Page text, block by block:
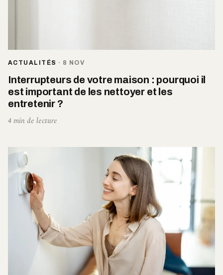
ACTUALITÉS · 8 NOV
Interrupteurs de votre maison : pourquoi il
est important de les nettoyer et les
entretenir ?
4 min de lecture